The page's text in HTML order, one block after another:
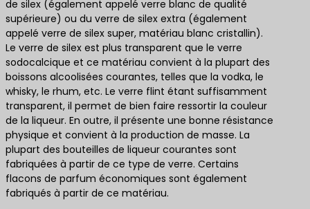
de silex (également appelé verre blanc de qualité
supérieure) ou du verre de silex extra (également
appelé verre de silex super, matériau blanc cristallin).
Le verre de silex est plus transparent que le verre
sodocalcique et ce matériau convient à la plupart des
boissons alcoolisées courantes, telles que la vodka, le
whisky, le rhum, etc. Le verre flint étant suffisamment
transparent, il permet de bien faire ressortir la couleur
de la liqueur. En outre, il présente une bonne résistance
physique et convient à la production de masse. La
plupart des bouteilles de liqueur courantes sont
fabriquées à partir de ce type de verre. Certains
flacons de parfum économiques sont également
fabriqués à partir de ce matériau.